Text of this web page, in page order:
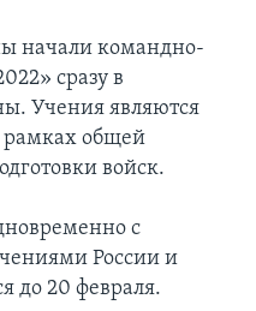
начали командно-
сразу в
Учения являются
общей
войск.
с
России и
до 20 февраля.